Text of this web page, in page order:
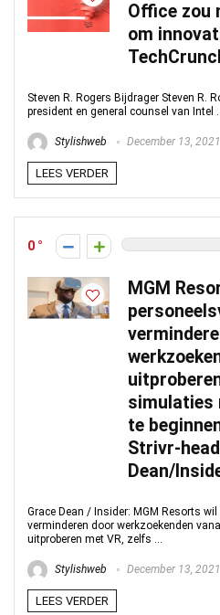
Office zou
om
Steven R. Rogers Bijdrager Steven R.
president en general counsel van Intel
Stylishweb December 13, 2021
LEES VERDER
0
MGM
simulaties
te
Strivr-
Dean/
Grace Dean / Insider: MGM Resorts
verminderen door werkzoekenden
uitproberen met VR, zelfs ...
Stylishweb December 13, 2021
LEES VERDER